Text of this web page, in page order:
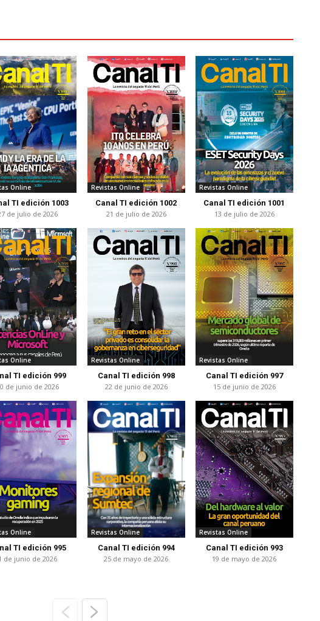
Online
TI edición 1003
de julio de 2026
Revistas Online
Canal TI edición 1002
21 de julio de 2026
Revistas Online
Canal TI edición 1001
13 de julio de 2026
Online
TI edición 999
de junio de 2026
Revistas Online
Canal TI edición 998
22 de junio de 2026
Revistas Online
Canal TI edición 997
15 de junio de 2026
Online
TI edición 995
de junio de 2026
Revistas Online
Canal TI edición 994
25 de mayo de 2026
Revistas Online
Canal TI edición 993
19 de mayo de 2026